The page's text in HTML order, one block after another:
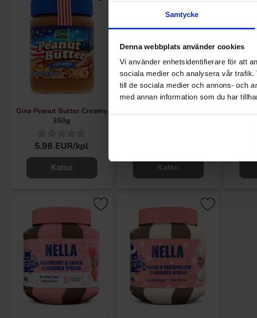
Samtycke
Denna webbplats använder cookies
Vi använder enhetsidentifierare för att
sociala medier och analysera vår
till de sociala medier och annons- och
med annan information som du har
Gina Peanut Butter Creamy
350g
5.98 EUR/kpl
Katso Katso